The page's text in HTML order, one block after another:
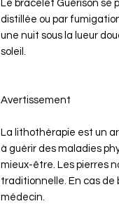
Le bracelet Guérison se
distillée ou par
une nuit sous la lueur
soleil.
Avertissement
La lithothérapie est un
à guérir des maladies
mieux-être. Les pierres
traditionnelle. En cas de
médecin.